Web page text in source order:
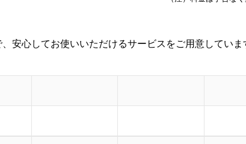
安心してお使いいただけるサービスをご用意していま